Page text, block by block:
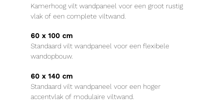
Kamerhoog vilt wandpaneel voor een groot rustig
vlak of een complete viltwand.
60 x 100 cm
Standaard vilt wandpaneel voor een flexibele
wandopbouw.
60 x 140 cm
Standaard vilt wandpaneel voor een hoger
accentvlak of modulaire viltwand.